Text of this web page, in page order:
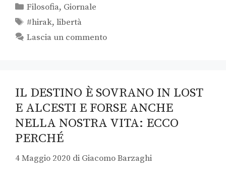
Filosofia, Giornale
#hirak,libertà
Lascia un commento
IL DESTINO È SOVRANO IN LOST
E ALCESTI E FORSE ANCHE
NELLA NOSTRA VITA: ECCO
PERCHÉ
4 Maggio 2020 di Giacomo Barzaghi